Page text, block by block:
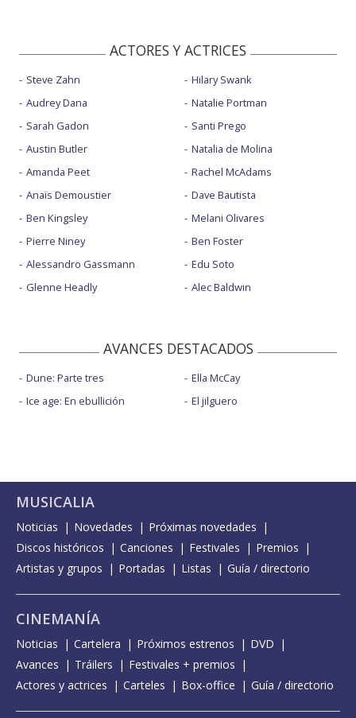
ACTORES Y ACTRICES
Steve Zahn
Audrey Dana
Sarah Gadon
Austin Butler
Amanda Peet
Anaïs Demoustier
Ben Kingsley
Pierre Niney
Alessandro Gassmann
Glenne Headly
Hilary Swank
Natalie Portman
Santi Prego
Natalia de Molina
Rachel McAdams
Dave Bautista
Melani Olivares
Ben Foster
Edu Soto
Alec Baldwin
AVANCES DESTACADOS
Dune: Parte tres
Ice age: En ebullición
Ella McCay
El jilguero
MUSICALIA
Noticias Novedades
Próximas novedades
Discos históricos
Canciones Festivales
Premios
Artistas y grupos
Portadas Listas Guía / directorio
CINEMANÍA
Noticias Cartelera Próximos estrenos
DVD
Avances
Tráilers
Festivales + premios
Actores y actrices
Carteles Box-office Guía / directorio